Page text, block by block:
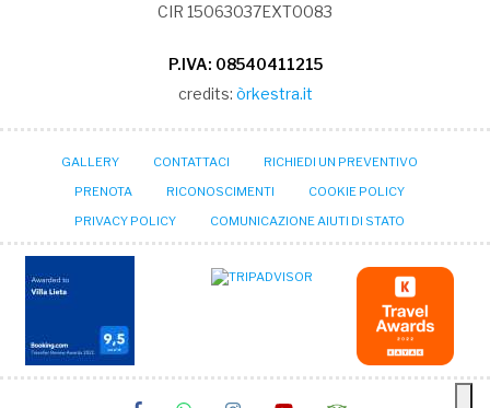
CIR 15063037EXT0083
P.IVA: 08540411215
credits: òrkestra.it
GALLERY CONTATTACI
RICHIEDI UN PREVENTIVO
PRENOTA
RICONOSCIMENTI
COOKIE POLICY
PRIVACY POLICY
COMUNICAZIONE AIUTI DI STATO